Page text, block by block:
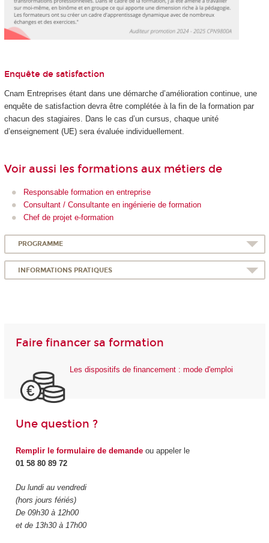
Enquête de satisfaction
Cnam Entreprises étant dans une démarche d’amélioration continue, une
enquête de satisfaction devra être complétée à la fin de la formation par
chacun des stagiaires. Dans le cas d’un cursus, chaque unité
d’enseignement (UE) sera évaluée individuellement.
Voir aussi les formations aux métiers de
Responsable formation en entreprise
Consultant / Consultante en ingénierie de formation
Chef de projet e-formation
PROGRAMME
INFORMATIONS PRATIQUES
Faire financer sa formation
Les dispositifs de financement : mode d'emploi
Une question ?
Remplir le formulaire de demandeou appeler le
01 58 80 89 72
Du lundi au vendredi
(hors jours fériés)
De 09h30 à 12h00
et de 13h30 à 17h00